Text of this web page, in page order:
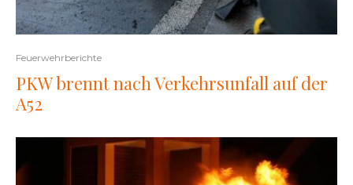
Feuerwehrberichte
PKW brennt nach Verkehrsunfall auf der
A52